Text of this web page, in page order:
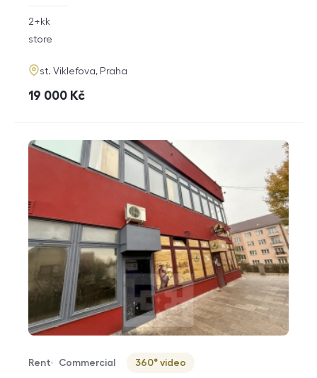
rozměry
disposition
2+kk
funkce
store
adresa
st. Viklefova, Praha
cena
19 000 Kč
Offer type
Rent
Property type
Commercial
Virtuální prohlídka
360° video